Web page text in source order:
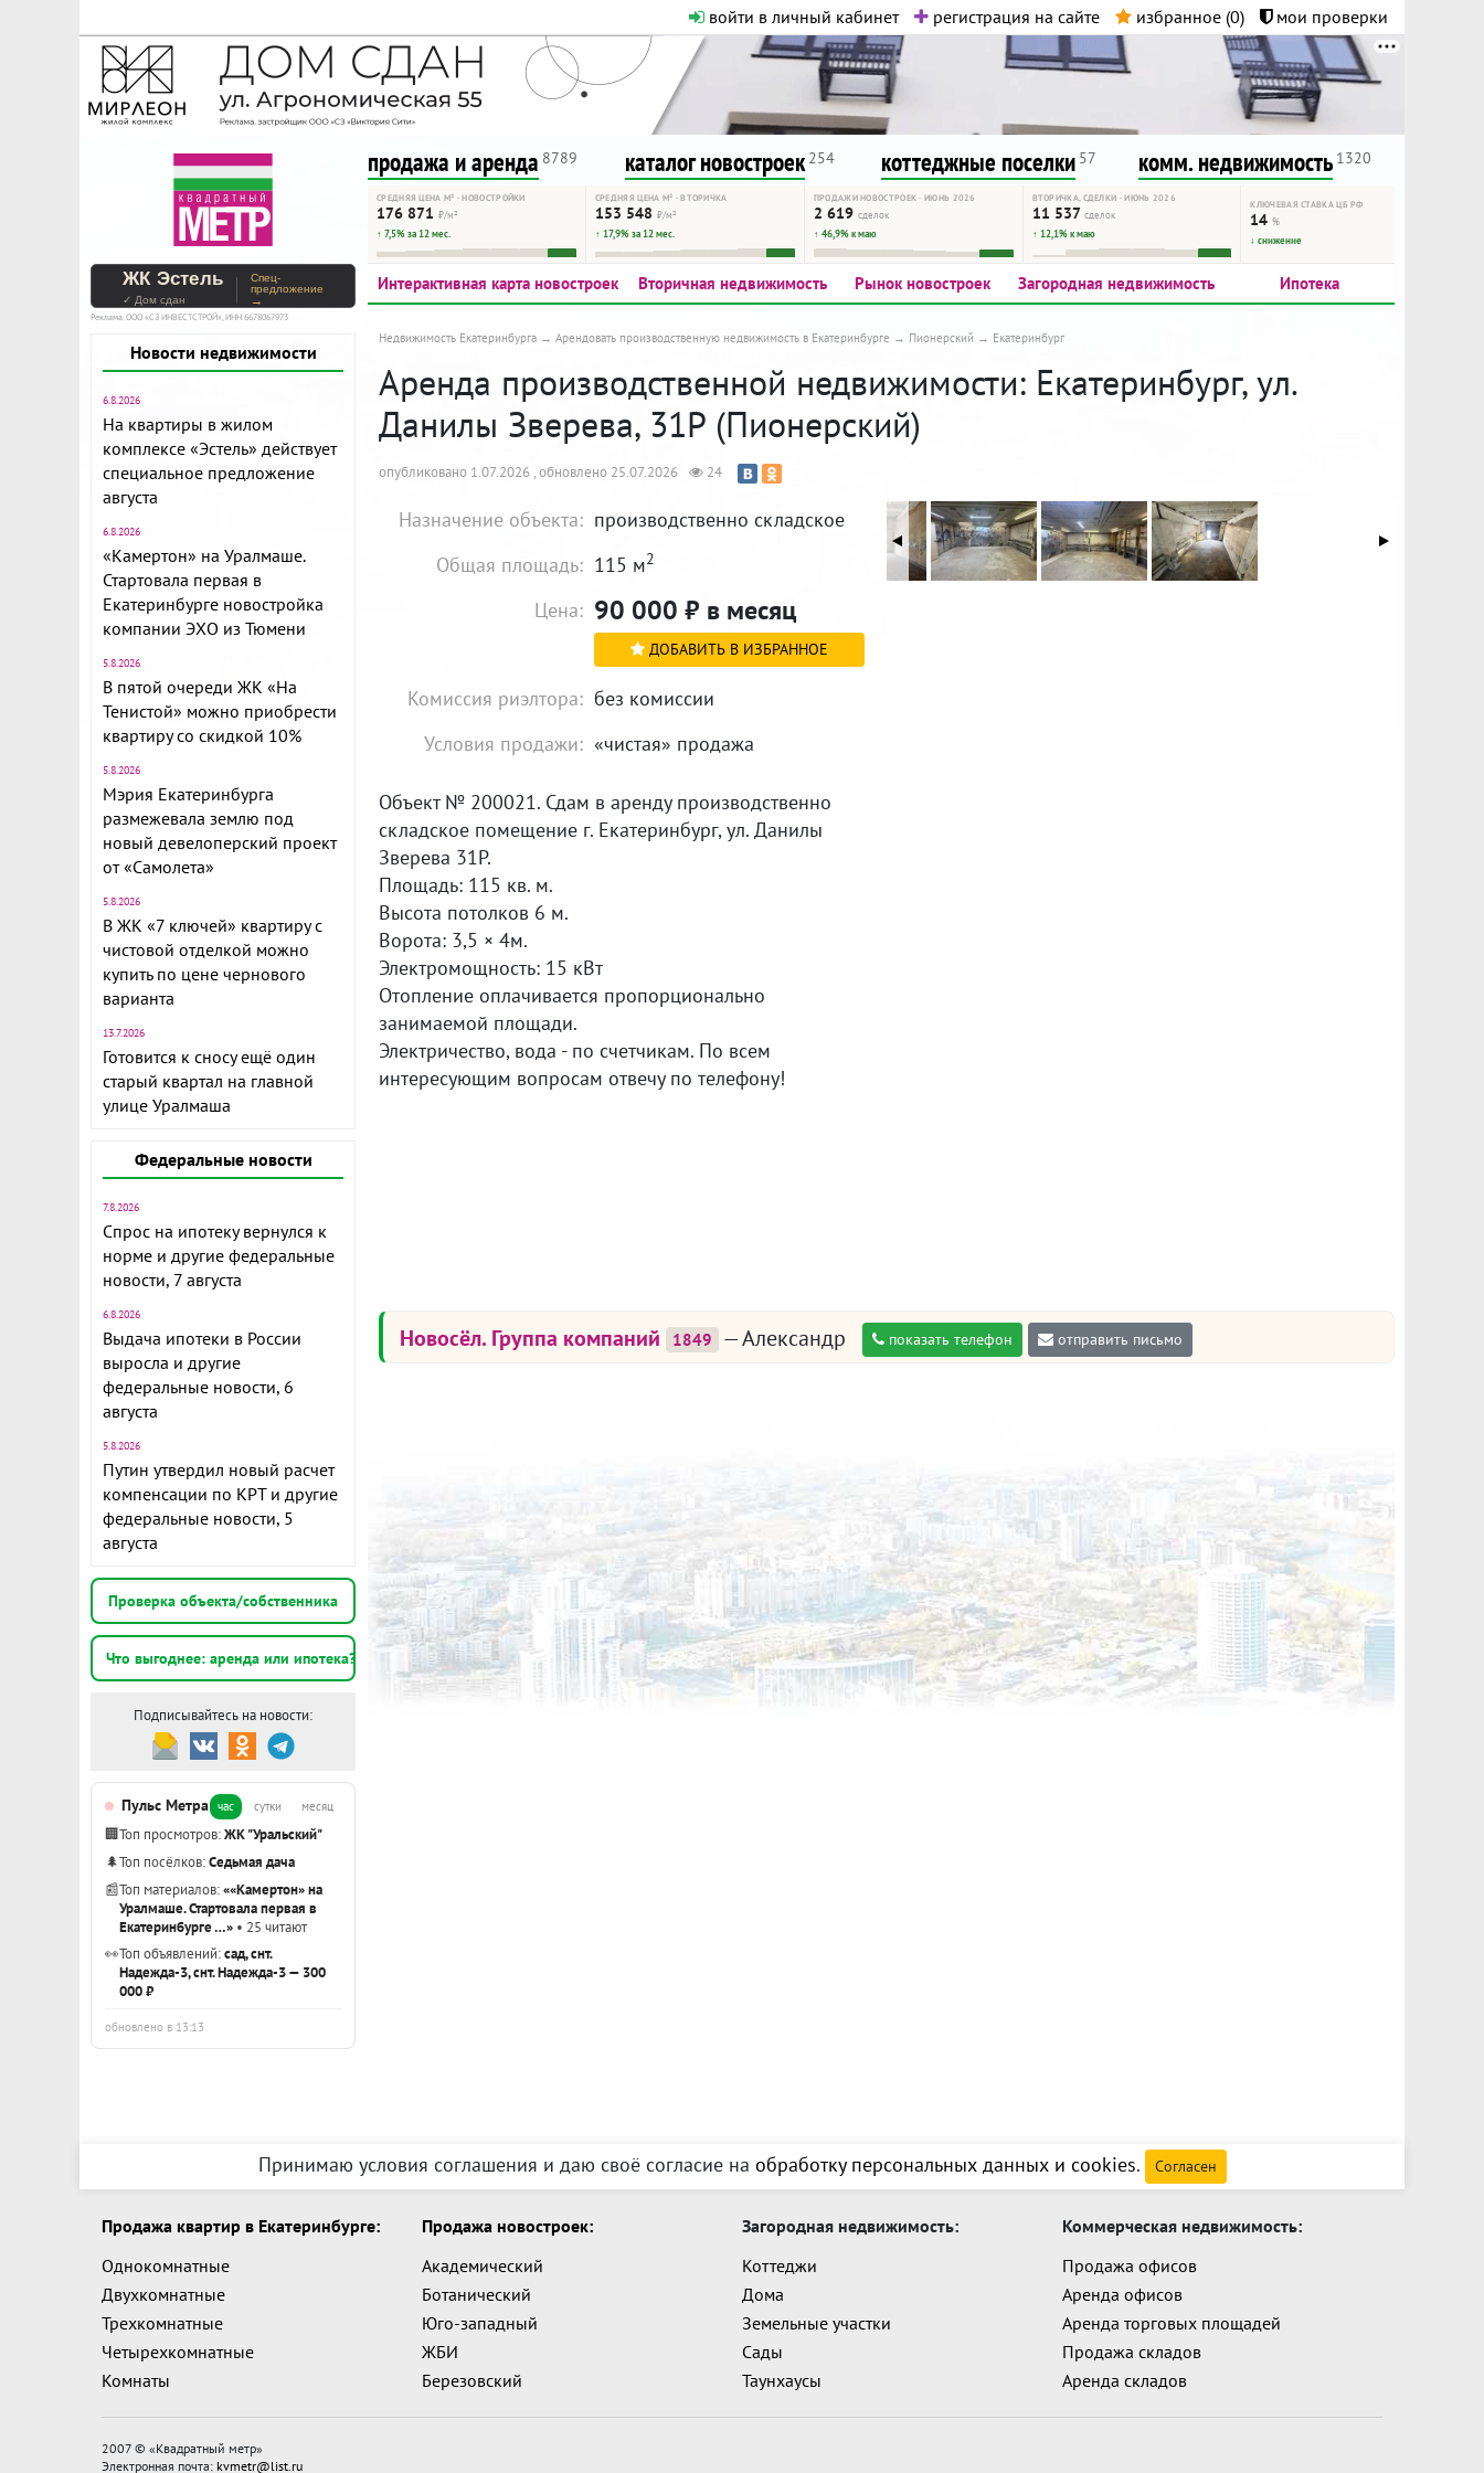
войти в личный кабинет регистрация на сайте избранное (0) мои проверки
На Метре реклама - только нормальная. Никакого шок-контента.
Помогайте независимому ресурсу, как он помогает вам. Удачи!
продажа и аренда 8789 каталог новостроек 254 коттеджные поселки 57 комм. недвижимость 1320
СРЕДНЯЯ ЦЕНА М² · НОВОСТРОЙКИ
176 871 ₽/м²
↑ 7,5% за 12 мес.
СРЕДНЯЯ ЦЕНА М² · ВТОРИЧКА
153 548 ₽/м²
↑ 17,9% за 12 мес.
ПРОДАЖИ НОВОСТРОЕК · ИЮНЬ 2026
2 619 сделок
↑ 46,9% к маю
ВТОРИЧКА, СДЕЛКИ · ИЮНЬ 2026
11 537 сделок
↑ 12,1% к маю
КЛЮЧЕВАЯ СТАВКА ЦБ РФ
14%
↓ снижение
ЖК Эстель
✓ Дом сдан
Спец-
предложение
→
Реклама. ООО «СЗ ИНВЕСТСТРОЙ», ИНН 6678067973
Новости недвижимости
6.8.2026
На квартиры в жилом
комплексе «Эстель» действует
специальное предложение
августа
6.8.2026
«Камертон» на Уралмаше.
Стартовала первая в
Екатеринбурге новостройка
компании ЭХО из Тюмени
5.8.2026
В пятой очереди ЖК «На
Тенистой» можно приобрести
квартиру со скидкой 10%
5.8.2026
Мэрия Екатеринбурга
размежевала землю под
новый девелоперский проект
от «Самолета»
5.8.2026
В ЖК «7 ключей» квартиру с
чистовой отделкой можно
купить по цене чернового
варианта
13.7.2026
Готовится к сносу ещё один
старый квартал на главной
улице Уралмаша
Федеральные новости
7.8.2026
Спрос на ипотеку вернулся к
норме и другие федеральные
новости, 7 августа
6.8.2026
Выдача ипотеки в России
выросла и другие
федеральные новости, 6
августа
5.8.2026
Путин утвердил новый расчет
компенсации по КРТ и другие
федеральные новости, 5
августа
Проверка объекта/собственника
Что выгоднее: аренда или ипотека?
Подписывайтесь на новости:
Пульс Метра час сутки месяц
🏢Топ просмотров:ЖК "Уральский"
🌲Топ посёлков:Седьмая дача
📰Топ материалов:««Камертон» на
Уралмаше. Стартовала первая в
Екатеринбурге …» • 25 читают
👀Топ объявлений:сад, снт.
Надежда-3, снт. Надежда-3 — 300
000 ₽
обновлено в 13:13
Интерактивная карта новостроек Вторичная недвижимость Рынок новостроек Загородная недвижимость Ипотека
Недвижимость Екатеринбурга Арендовать производственную недвижимость в Екатеринбурге Пионерский Екатеринбург
Аренда производственной недвижимости: Екатеринбург, ул.
Данилы Зверева, 31P (Пионерский)
опубликовано 1.07.2026 , обновлено 25.07.2026 24
Назначение объекта: производственно складское
Общая площадь: 115 м2
Цена: 90 000 ₽ в месяц
ДОБАВИТЬ В ИЗБРАННОЕ
Комиссия риэлтора: без комиссии
Условия продажи: «чистая» продажа
Объект № 200021. Сдам в аренду производственно
складское помещение г. Екатеринбург, ул. Данилы
Зверева 31P.
Площадь: 115 кв. м.
Высота потолков 6 м.
Ворота: 3,5 × 4м.
Электромощность: 15 кВт
Отопление оплачивается пропорционально
занимаемой площади.
Электричество, вода - по счетчикам. По всем
интересующим вопросам отвечу по телефону!
Новосёл. Группа компаний 1849 — Александр показать телефон отправить письмо
Принимаю условия соглашения и даю своё согласие на обработку персональных данных и cookies. Согласен
Продажа квартир в Екатеринбурге:
Однокомнатные
Двухкомнатные
Трехкомнатные
Четырехкомнатные
Комнаты
Продажа новостроек:
Академический
Ботанический
Юго-западный
ЖБИ
Березовский
Загородная недвижимость:
Коттеджи
Дома
Земельные участки
Сады
Таунхаусы
Коммерческая недвижимость:
Продажа офисов
Аренда офисов
Аренда торговых площадей
Продажа складов
Аренда складов
2007 © «Квадратный метр»
Электронная почта: kvmetr@list.ru